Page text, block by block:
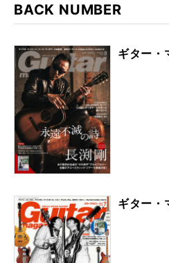
BACK NUMBER
ギター
ギター